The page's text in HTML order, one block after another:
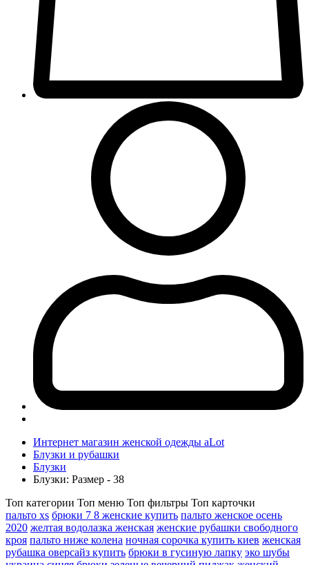
Интернет магазин женской одежды aLot
Блузки и рубашки
Блузки
Блузки: Размер - 38
Топ категории Топ меню Топ фильтры Топ карточки
пальто xs брюки 7 8 женские купить пальто женское осень
2020 желтая водолазка женская женские рубашки свободного
кроя пальто ниже колена ночная сорочка купить киев женская
рубашка оверсайз купить брюки в гусиную лапку эко шубы